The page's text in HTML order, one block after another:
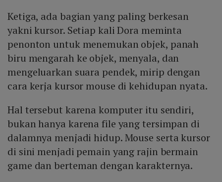
Ketiga, ada bagian yang paling berkesan
yakni kursor. Setiap kali Dora meminta
penonton untuk menemukan objek, panah
biru mengarah ke objek, menyala, dan
mengeluarkan suara pendek, mirip dengan
cara kerja kursor mouse di kehidupan nyata.
Hal tersebut karena komputer itu sendiri,
bukan hanya karena file yang tersimpan di
dalamnya menjadi hidup. Mouse serta kursor
di sini menjadi pemain yang rajin bermain
game dan berteman dengan karakternya.